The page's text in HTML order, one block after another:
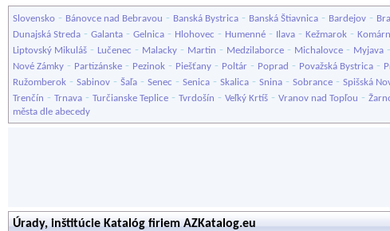
Slovensko - Bánovce nad Bebravou - Banská Bystrica - Banská Štiavnica - Bardejov -
Dunajská Streda - Galanta - Gelnica - Hlohovec - Humenné - Ilava - Kežmarok -
Liptovský Mikuláš - Lučenec - Malacky - Martin - Medzilaborce - Michalovce - Myjava -
Nové Zámky - Partizánske - Pezinok - Piešťany - Poltár - Poprad - Považská Bystrica -
Ružomberok - Sabinov - Šaľa - Senec - Senica - Skalica - Snina - Sobrance - Spišská
Trenčín - Trnava - Turčianske Teplice - Tvrdošín - Veľký Krtíš - Vranov nad Topľou -
města dle abecedy
Úrady, inštitúcie Katalóg firiem AZKatalog.eu